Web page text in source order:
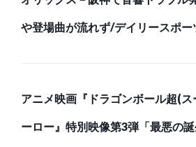
や登場曲が流れず/デイリースポ
アニメ映画『ドラゴンボール超(ス
ーロー』特別映像第3弾「最悪の